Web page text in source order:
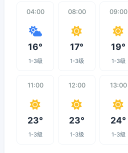
04:00
16°
1-3级
08:00
17°
1-3级
09:00
19°
1-3级
11:00
23°
1-3级
12:00
23°
1-3级
13:00
24°
1-3级